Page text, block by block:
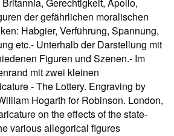
der gefährlichen moralischen
Habgier, Verführung, Spannung,
etc.- Unterhalb der Darstellung mit
Figuren und Szenen.- Im
mit zwei kleinen
- The Lottery. Engraving by
Hogarth for Robinson. London,
on the effects of the state-
various allegorical figures